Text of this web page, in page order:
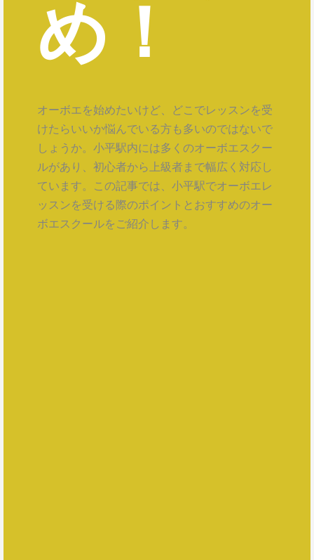
め！
オーボエを始めたいけど、どこでレッスンを受
けたらいいか悩んでいる方も多いのではないで
しょうか。小平駅内には多くのオーボエスクー
ルがあり、初心者から上級者まで幅広く対応し
ています。この記事では、小平駅でオーボエレ
ッスンを受ける際のポイントとおすすめのオー
ボエスクールをご紹介します。